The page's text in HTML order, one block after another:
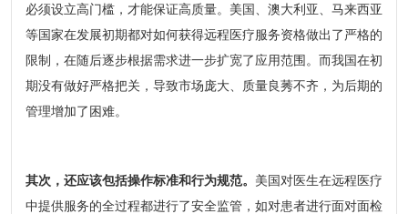
必须设立高门槛，才能保证高质量。美国、澳大利亚、马来西亚
等国家在发展初期都对如何获得远程医疗服务资格做出了严格的
限制，在随后逐步根据需求进一步扩宽了应用范围。而我国在初
期没有做好严格把关，导致市场庞大、质量良莠不齐，为后期的
管理增加了困难。
其次，还应该包括操作标准和行为规范。 美国对医生在远程医疗
中提供服务的全过程都进行了安全监管，如对患者进行面对面检